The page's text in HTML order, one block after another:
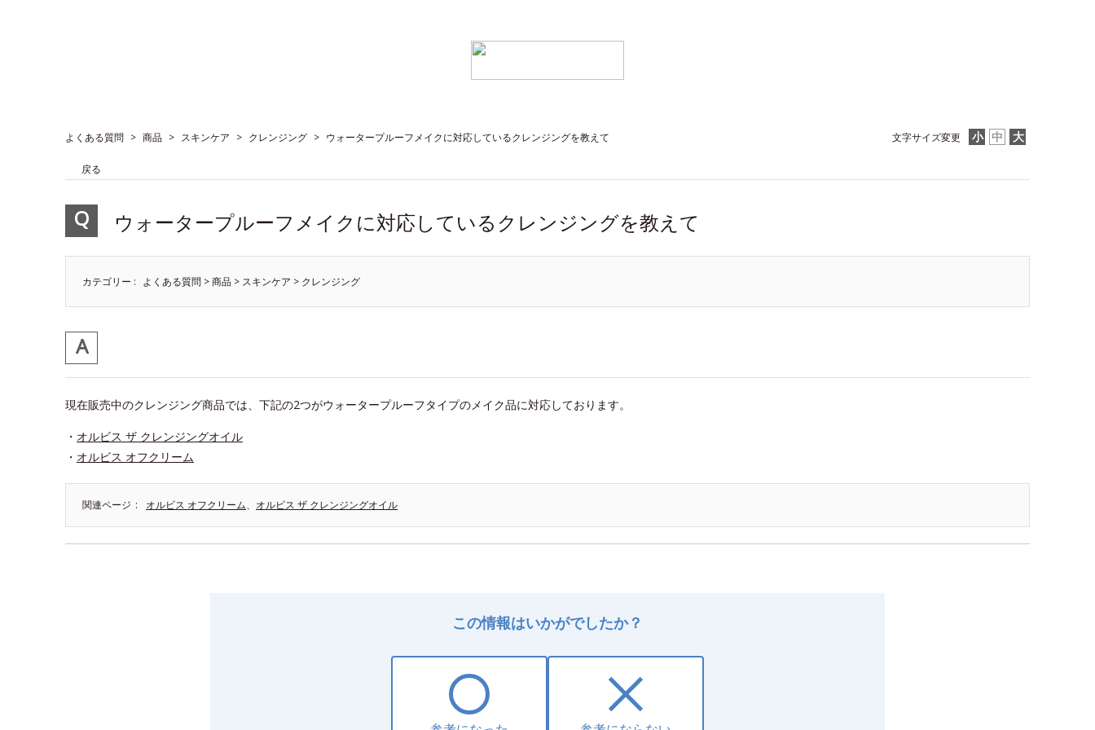
文字サイズ変更
よくある質問 > 商品 > スキンケア > クレンジング > ウォータープルーフメイクに対応しているクレンジングを教えて
戻る
ウォータープルーフメイクに対応しているクレンジングを教えて
カテゴリー : よくある質問 >商品 > スキンケア > クレンジング
現在販売中のクレンジング商品では、下記の2つがウォータープルーフタイプのメイク品に対応しております。
・ オルビス ザ クレンジングオイル
・ オルビス オフクリーム
関連ページ オルビス オフクリーム、 オルビス ザ クレンジングオイル
この情報はいかがでしたか？